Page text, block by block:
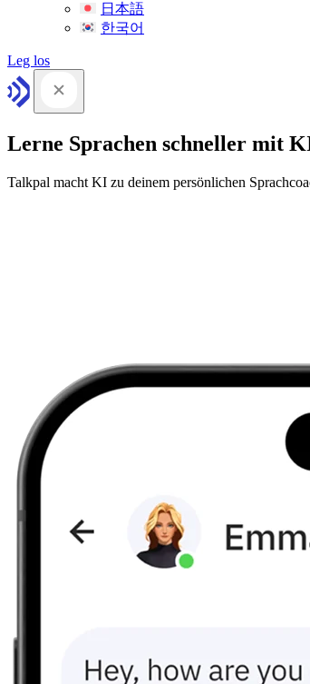
日本語
한국어
Leg los
Lerne Sprachen schneller mit
Talkpal macht KI zu deinem persönlichen